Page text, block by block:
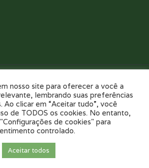
essência pela:
TOUR VIRTUAL 360
CONTATO
nosso site para oferecer a você a
lembrando suas preferências
Ao clicar em “Aceitar tudo”, você
de TODOS os cookies. No entanto,
de cookies" para
controlado.
Aceitar todos